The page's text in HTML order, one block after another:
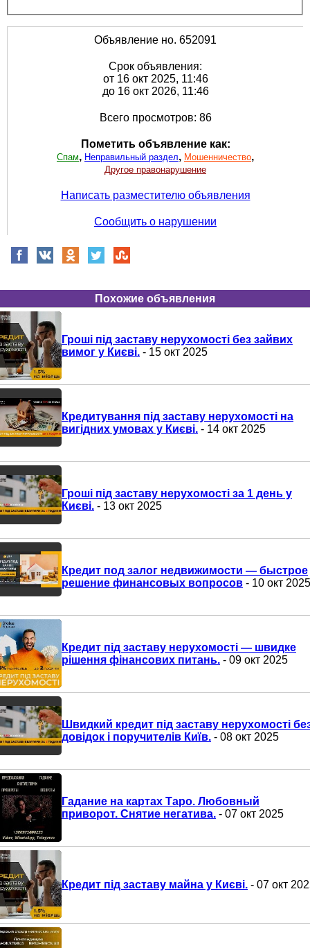
Объявление но. 652091
Срок объявления:
от 16 окт 2025, 11:46
до 16 окт 2026, 11:46
Всего просмотров: 86
Пометить объявление как:
Спам, Неправильный раздел, Мошенничество,
Другое правонарушение
Написать разместителю объявления
Сообщить о нарушении
Похожие объявления
Гроші під заставу нерухомості без зайвих
вимог у Києві. - 15 окт 2025
Кредитування під заставу нерухомості на
вигідних умовах у Києві. - 14 окт 2025
Гроші під заставу нерухомості за 1 день у
Києві. - 13 окт 2025
Кредит под залог недвижимости — быстрое
решение финансовых вопросов - 10 окт 2025
Кредит під заставу нерухомості — швидке
рішення фінансових питань. - 09 окт 2025
Швидкий кредит під заставу нерухомості
довідок і поручителів Київ. - 08 окт 2025
Гадание на картах Таро. Любовный
приворот. Снятие негатива. - 07 окт 2025
Кредит під заставу майна у Києві. - 07 окт